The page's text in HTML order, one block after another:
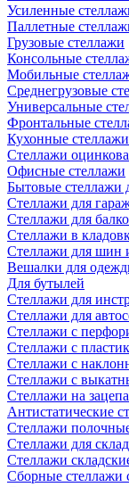
Усиленные
Паллетные
Грузовые стеллажи
Консольные
Мобильные
Среднегрузовые
Универсальные
Фронтальные
Кухонные
Стеллажи
Офисные стеллажи
Бытовые стеллажи
Стеллажи для
Стеллажи для
Стеллажи в
Стеллажи для шин
Вешалки для
Для бутылей
Стеллажи для
Стеллажи для
Стеллажи с
Стеллажи с
Стеллажи с
Стеллажи с
Стеллажи на
Антистатические
Стеллажи
Стеллажи для
Стеллажи
Сборные